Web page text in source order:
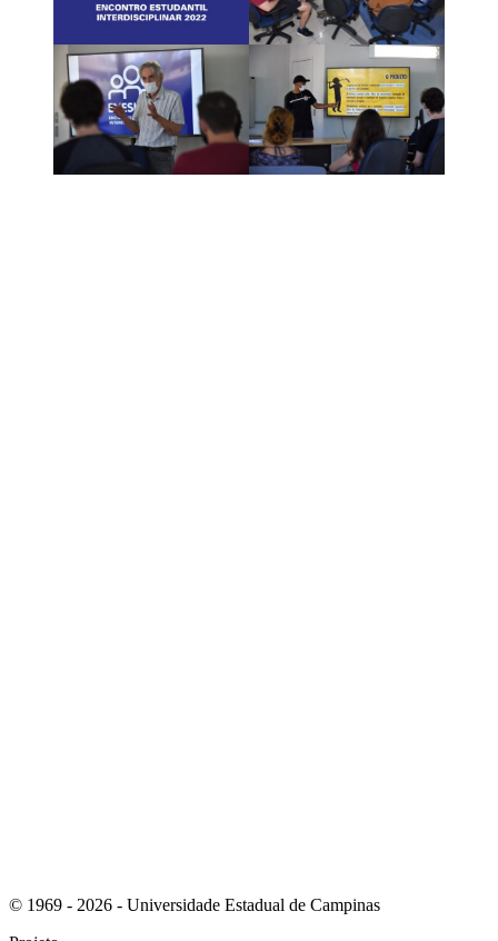
© 1969 - 2026 - Universidade Estadual de Campinas